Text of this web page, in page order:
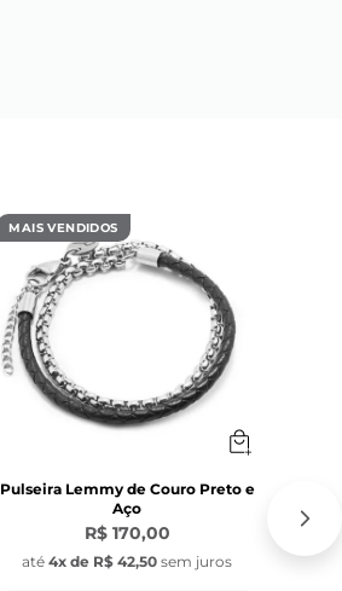
MAIS VENDIDOS
Pulseira Lemmy de Couro Preto e
Aço
R$ 170,00
até 4x de R$ 42,50 sem juros